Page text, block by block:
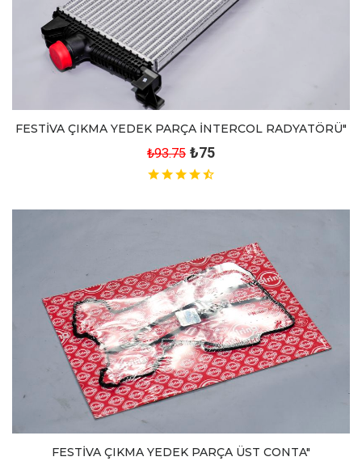
FESTİVA ÇIKMA YEDEK PARÇA İNTERCOL RADYATÖRÜ"
₺93.75 ₺75
FESTİVA ÇIKMA YEDEK PARÇA ÜST CONTA"